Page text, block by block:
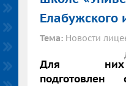
Елабужского
Тема: Новости
Для них
подготовлен